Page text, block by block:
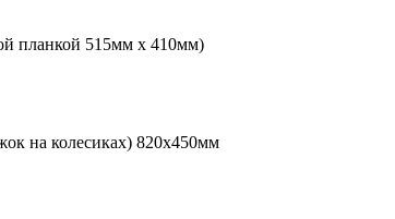
планкой 515мм х 410мм)
на колесиках) 820х450мм